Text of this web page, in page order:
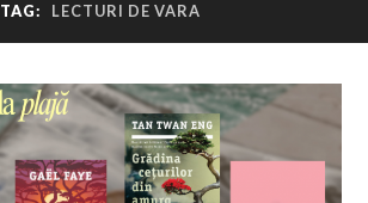
TAG: LECTURI DE VARA